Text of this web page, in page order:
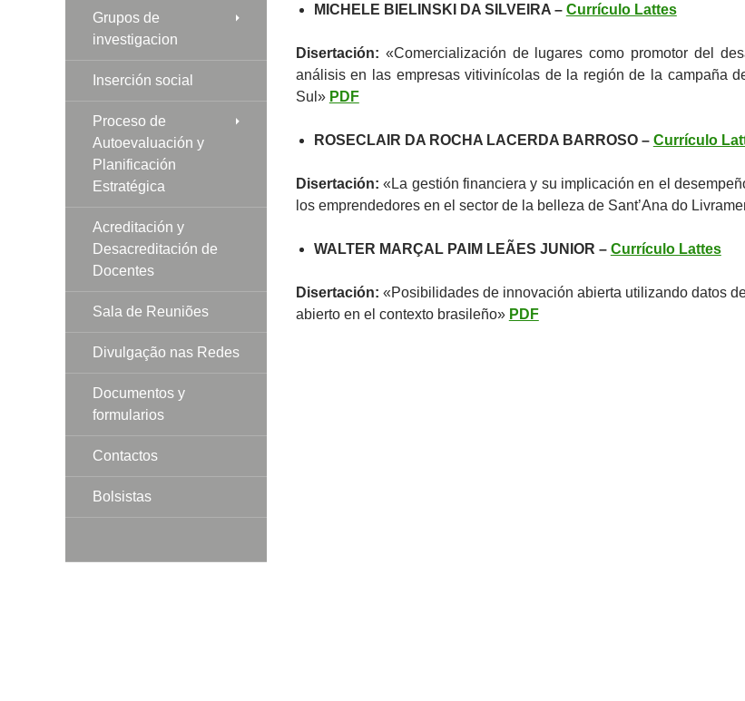
MICHELE BIELINSKI DA SILVEIRA – Currículo Lattes
Disertación: «Comercialización de lugares como promotor del
análisis en las empresas vitivinícolas de la región de la campaña
Sul» PDF
ROSECLAIR DA ROCHA LACERDA BARROSO – Currículo
Disertación: «La gestión financiera y su implicación en el
los emprendedores en el sector de la belleza de Sant’Ana do
WALTER MARÇAL PAIM LEÃES JUNIOR – Currículo Lattes
Disertación: «Posibilidades de innovación abierta utilizando datos
abierto en el contexto brasileño» PDF
Grupos de
investigacion
Inserción social
Proceso de
Autoevaluación y
Planificación
Estratégica
Acreditación y
Desacreditación de
Docentes
Sala de Reuniões
Divulgação nas Redes
Documentos y
formularios
Contactos
Bolsistas